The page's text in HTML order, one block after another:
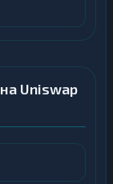
Uniswap